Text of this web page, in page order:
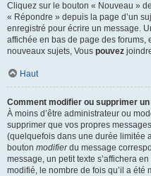
Cliquez sur le bouton « Nouveau »
« Répondre » depuis la page d’un
enregistré pour écrire un message.
affichée en bas de page des forums,
nouveaux sujets, Vous pouvez
Haut
Comment modifier ou supprimer
À moins d’être administrateur ou
supprimer que vos propres
(quelquefois dans une durée limitée
bouton modifierdu message
message, un petit texte s’affichera
modifié, le nombre de fois qu’il a été